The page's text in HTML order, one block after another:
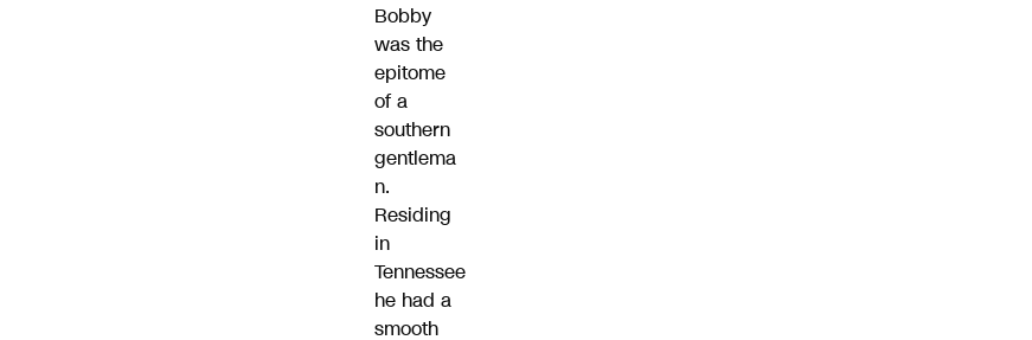
Bobby
was the
epitome
of a
southern
gentlema
n.
Residing
in
Tennessee
he had a
smooth